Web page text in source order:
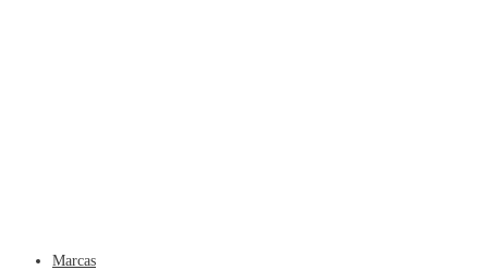
Menú
Marcas